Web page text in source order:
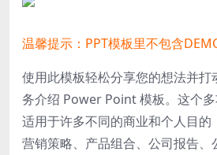
温馨提示：PPT模板里不包含
使用此模板轻松分享您的想法并打
务介绍 Power Point 模板。这个
适用于许多不同的商业和个人目的
营销策略、产品组合、公司报告、